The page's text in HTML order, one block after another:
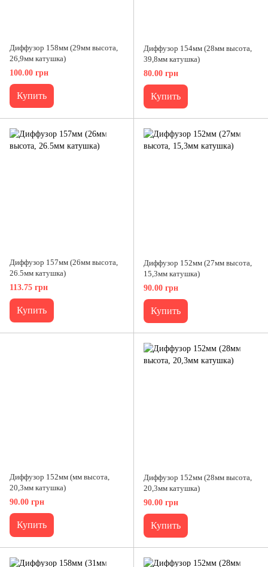
Диффузор 158мм (29мм высота,
26,9мм катушка)
100.00 грн
Купить
Диффузор 154мм (28мм высота,
39,8мм катушка)
80.00 грн
Купить
Диффузор 157мм (26мм высота,
26.5мм катушка)
113.75 грн
Купить
Диффузор 152мм (27мм высота,
15,3мм катушка)
90.00 грн
Купить
Диффузор 152мм (мм высота,
20,3мм катушка)
90.00 грн
Купить
Диффузор 152мм (28мм высота,
20,3мм катушка)
90.00 грн
Купить